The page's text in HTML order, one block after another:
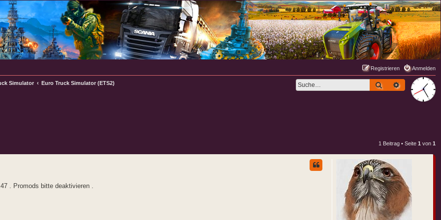
Anmelden
Registrieren
Simulator Euro Truck Simulator (ETS2) SucheErweiterte
1 Beitrag • Seite 1 von 1
. Promods bitte deaktivieren .